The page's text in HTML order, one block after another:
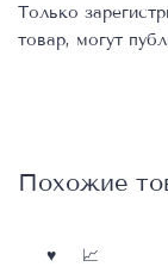
Только
товар, могут
Похожие